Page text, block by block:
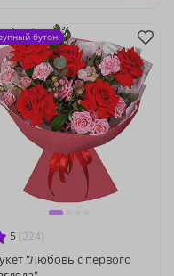
5 (224)
"Любовь с первого
бутон